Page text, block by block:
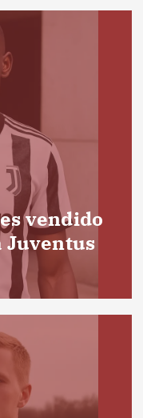
vendido
Juventus